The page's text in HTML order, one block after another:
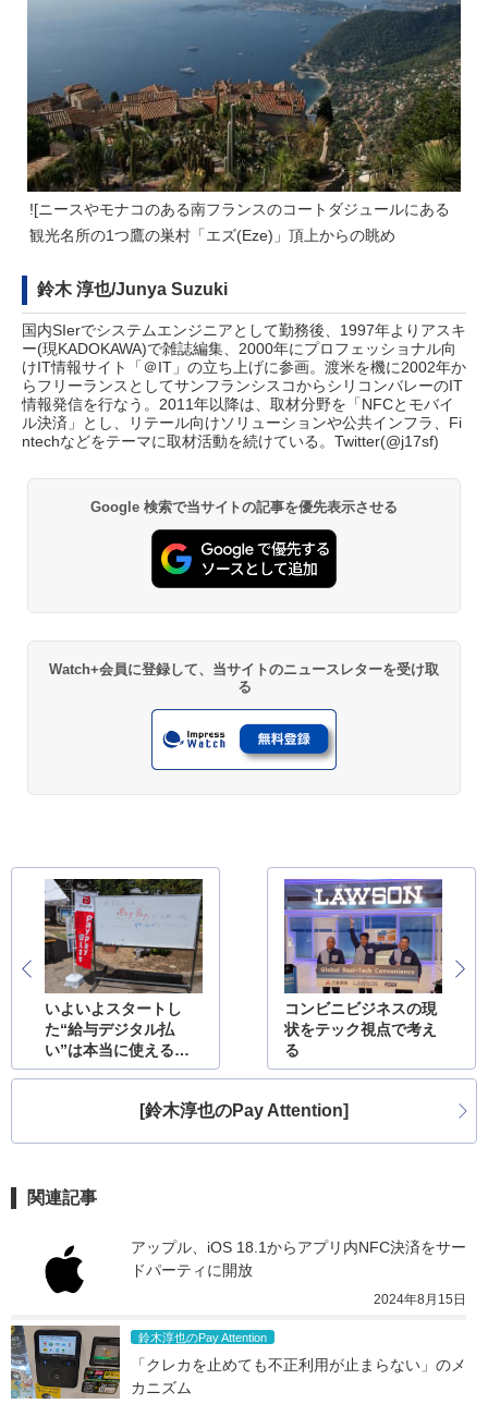
![ニースやモナコのある南フランスのコートダジュールにある
観光名所の1つ鷹の巣村「エズ(Eze)」頂上からの眺め
鈴木 淳也/Junya Suzuki
国内SIerでシステムエンジニアとして勤務後、1997年よりアスキ
ー(現KADOKAWA)で雑誌編集、2000年にプロフェッショナル向
けIT情報サイト「＠IT」の立ち上げに参画。渡米を機に2002年か
らフリーランスとしてサンフランシスコからシリコンバレーのIT
情報発信を行なう。2011年以降は、取材分野を「NFCとモバイ
ル決済」とし、リテール向けソリューションや公共インフラ、Fi
ntechなどをテーマに取材活動を続けている。Twitter(@j17sf)
Google 検索で当サイトの記事を優先表示させる
Watch+会員に登録して、当サイトのニュースレターを受け取
る
いよいよスタートし
た“給与デジタル払
い”は本当に使えるの
か?
コンビニビジネスの現
状をテック視点で考え
る
[鈴木淳也のPay Attention]
関連記事
アップル、iOS 18.1からアプリ内NFC決済をサー
ドパーティに開放
2024年8月15日
鈴木淳也のPay Attention
「クレカを止めても不正利用が止まらない」のメ
カニズム